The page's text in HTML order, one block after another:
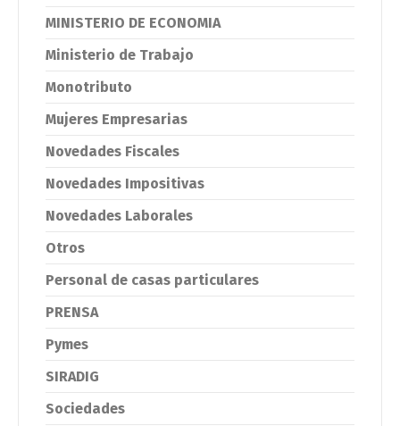
MINISTERIO DE ECONOMIA
Ministerio de Trabajo
Monotributo
Mujeres Empresarias
Novedades Fiscales
Novedades Impositivas
Novedades Laborales
Otros
Personal de casas particulares
PRENSA
Pymes
SIRADIG
Sociedades